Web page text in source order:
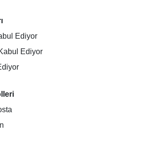
Ediyor
Ediyor